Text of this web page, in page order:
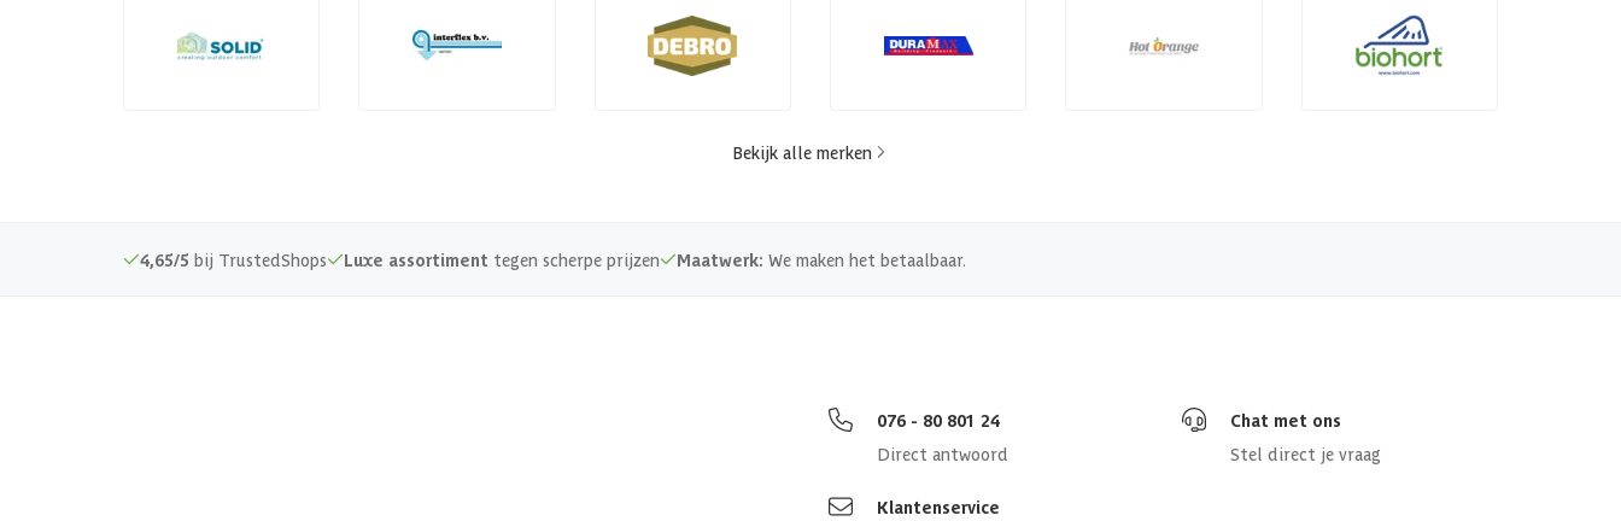
Bekijk alle merken
4,65/5 bij TrustedShops Luxe assortiment tegen scherpe prijzen Maatwerk: We maken het betaalbaar.
076 - 80 801 24
Direct antwoord
Chat met ons
Stel direct je vraag
Klantenservice